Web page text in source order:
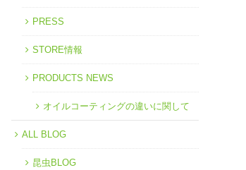
PRESS
STORE情報
PRODUCTS NEWS
オイルコーティングの違いに関して
ALL BLOG
昆虫BLOG